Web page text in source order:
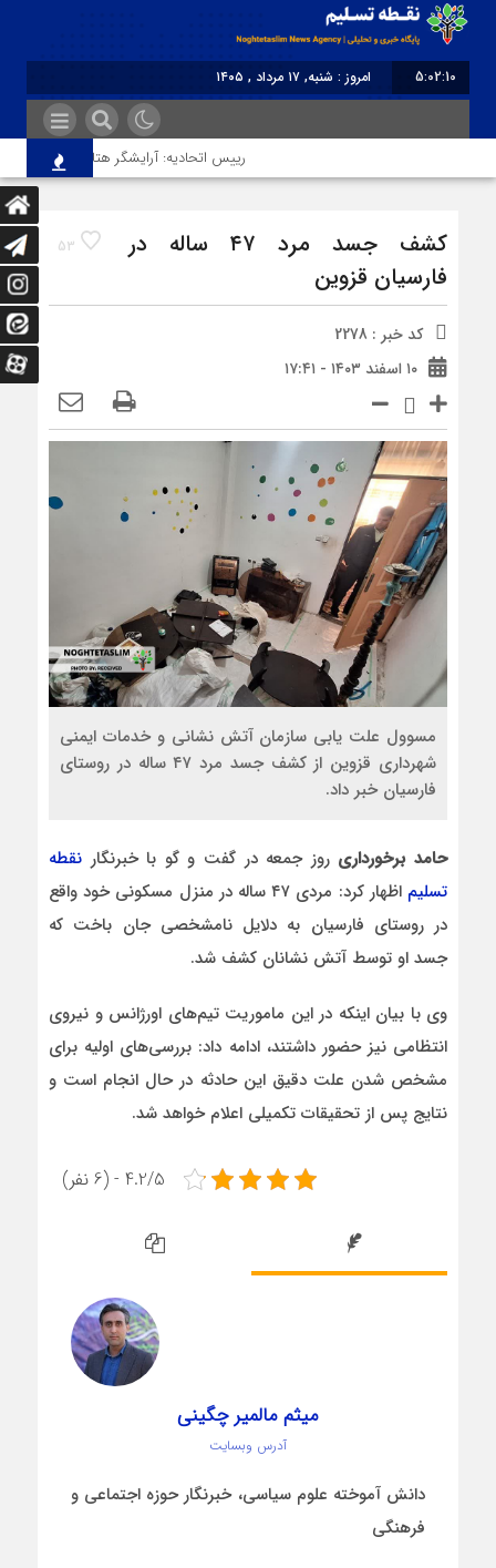
5:02:10
امروز : شنبه, ۱۷ مرداد , ۱۴۰۵
رییس اتحادیه: آرایشگر هتاک در قزوین عضو
53
کشف جسد مرد ۴۷ ساله در
فارسیان قزوین
کد خبر : 2278
۱۰ اسفند ۱۴۰۳ - ۱۷:۴۱
مسوول علت یابی سازمان آتش نشانی و خدمات ایمنی
شهرداری قزوین از کشف جسد مرد ۴۷ ساله در روستای
فارسیان خبر داد.
حامد برخورداری روز جمعه در گفت و گو با خبرنگار نقطه
تسلیم
اظهار کرد: مردی ۴۷ ساله در منزل مسکونی خود واقع
در روستای فارسیان به دلایل نامشخصی جان باخت که
جسد او توسط آتش نشانان کشف شد.
وی با بیان اینکه در این ماموریت تیم‌های اورژانس و نیروی
انتظامی نیز حضور داشتند، ادامه داد: بررسی‌های اولیه برای
مشخص شدن علت دقیق این حادثه در حال انجام است و
نتایج پس از تحقیقات تکمیلی اعلام خواهد شد.
4.2/5 - (6 نفر)
میثم مالمیر چگینی
آدرس وبسایت
دانش آموخته علوم سیاسی، خبرنگار حوزه اجتماعی و
فرهنگی